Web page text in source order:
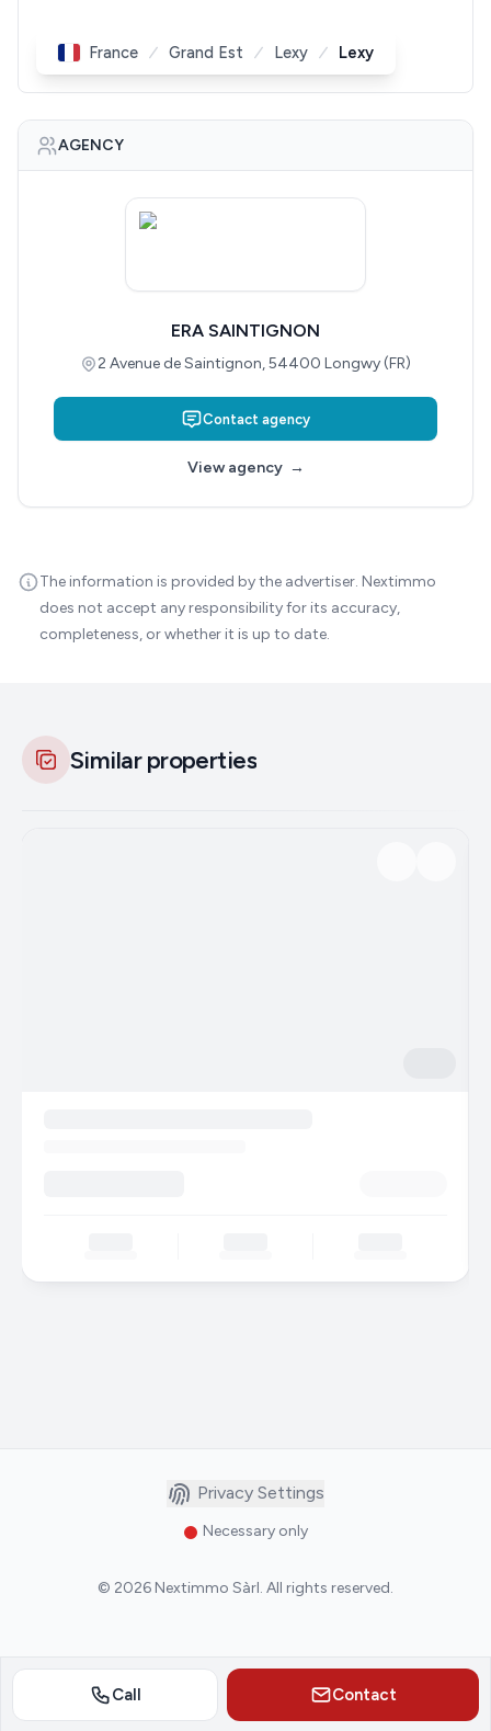
France Grand Est Lexy Lexy
AGENCY
ERA SAINTIGNON
2 Avenue de Saintignon, 54400 Longwy (FR)
Contact agency
View agency→
The information is provided by the advertiser. Nextimmo
does not accept any responsibility for its accuracy,
completeness, or whether it is up to date.
Call Contact
Similar properties
Privacy Settings
Necessary only
© 2026 Nextimmo Sàrl. All rights reserved.